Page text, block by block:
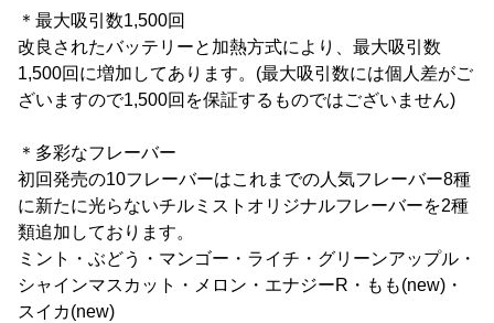
＊最大吸引数1,500回
改良されたバッテリーと加熱方式により、最大吸引数
1,500回に増加してあります。(最大吸引数には個人差がご
ざいますので1,500回を保証するものではございません)
＊多彩なフレーバー
初回発売の10フレーバーはこれまでの人気フレーバー8種
に新たに光らないチルミストオリジナルフレーバーを2種
類追加しております。
ミント・ぶどう・マンゴー・ライチ・グリーンアップル・
シャインマスカット・メロン・エナジーR・もも(new)・
スイカ(new)